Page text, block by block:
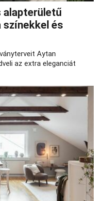
alapterületű
és
Aytan
az extra eleganciát